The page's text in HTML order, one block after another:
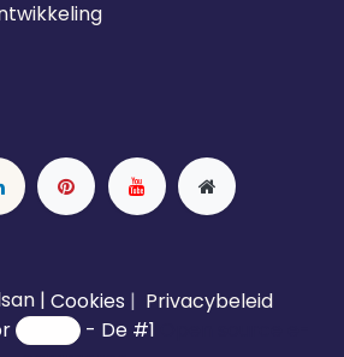
| Cookies | Privacybeleid
- De #1